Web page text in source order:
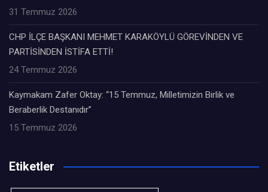
31 Temmuz 2026
CHP İLÇE BAŞKANI MEHMET KARAKÖYLÜ GÖREVİNDEN VE
PARTİSİNDEN İSTİFA ETTİ!
24 Temmuz 2026
Kaymakam Zafer Oktay: “15 Temmuz, Milletimizin Birlik ve
Beraberlik Destanıdır”
15 Temmuz 2026
Etiketler